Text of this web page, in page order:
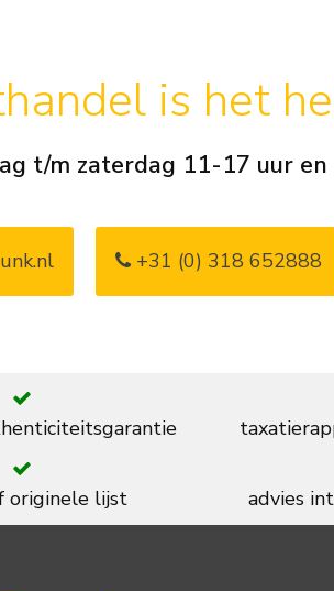
is het
t/m zaterdag 11-17 uur
+31 (0) 318 652888
originele lijst advies